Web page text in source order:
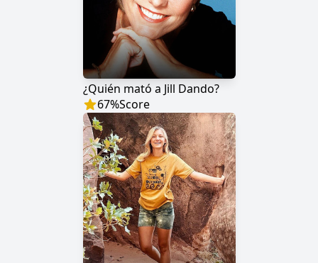
¿Quién mató a Jill Dando?
67%Score